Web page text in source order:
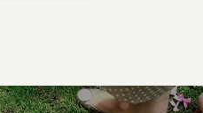
打ち合わせ必須アイテム(24)